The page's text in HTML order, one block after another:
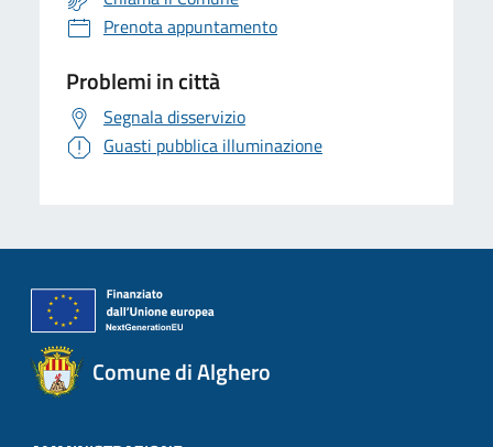
Prenota appuntamento
Problemi in città
Segnala disservizio
Guasti pubblica illuminazione
Comune di Alghero